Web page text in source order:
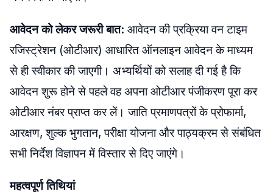
आवेदन को लेकर जरूरी बात: आवेदन की प्रक्रिया वन टाइम
रजिस्ट्रेशन (ओटीआर) आधारित ऑनलाइन आवेदन के माध्यम
से ही स्वीकार की जाएगी। अभ्यर्थियों को सलाह दी गई है कि
आवेदन शुरू होने से पहले वह अपना ओटीआर पंजीकरण पूरा कर
ओटीआर नंबर प्राप्त कर लें। जाति प्रमाणपत्रों के प्रोफार्मा,
आरक्षण, शुल्क भुगतान, परीक्षा योजना और पाठ्यक्रम से संबंधित
सभी निर्देश विज्ञापन में विस्तार से दिए जाएंगे।
महत्वपूर्ण तिथियां